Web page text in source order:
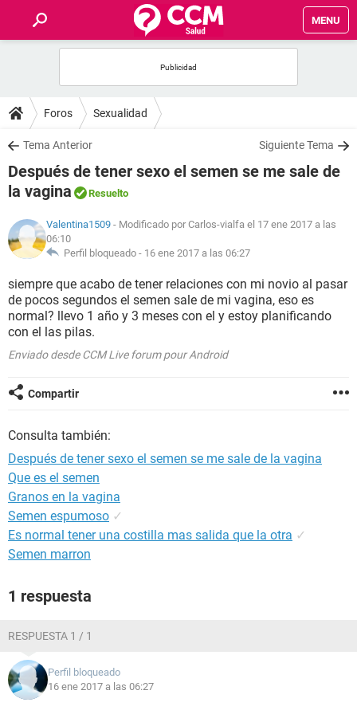
MENU
FOROS
SALUD
FAMILIA
NUTRICIÓN
SEXUALIDAD
Foros Sexualidad
Tema Anterior Siguiente Tema
Después de tener sexo el semen se me sale de
la vagina
Resuelto
Valentina1509 - Modificado por Carlos-vialfa el 17 ene 2017 a las
06:10
Perfil bloqueado - 16 ene 2017 a las 06:27
siempre que acabo de tener relaciones con mi novio al pasar
de pocos segundos el semen sale de mi vagina, eso es
normal? llevo 1 año y 3 meses con el y estoy planificando
con el las pilas.
Enviado desde CCM Live forum pour Android
Compartir
Consulta también:
Después de tener sexo el semen se me sale de la vagina
Que es el semen
Granos en la vagina
Semen espumoso ✓
Es normal tener una costilla mas salida que la otra ✓
Semen marron
1 respuesta
RESPUESTA 1 / 1
Perfil bloqueado
16 ene 2017 a las 06:27